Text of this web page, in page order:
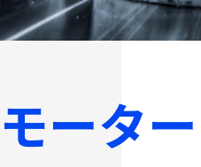
ーブル(EDM用)
ータ